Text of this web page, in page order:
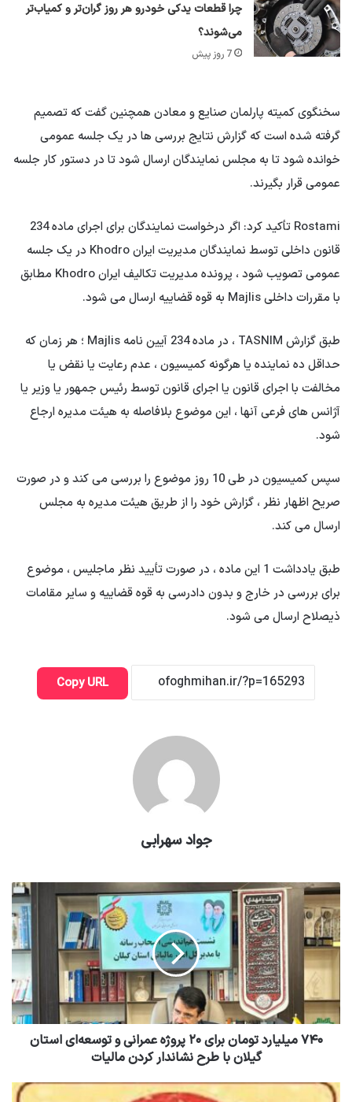
چرا قطعات یدکی خودرو هر روز گران‌تر و کمیاب‌تر
می‌شوند؟
7 روز پیش
سخنگوی کمیته پارلمان صنایع و معادن همچنین گفت که تصمیم
گرفته شده است که گزارش نتایج بررسی ها در یک جلسه عمومی
خوانده شود تا به مجلس نمایندگان ارسال شود تا در دستور کار جلسه
عمومی قرار بگیرند.
Rostami تأکید کرد: اگر درخواست نمایندگان برای اجرای ماده 234
قانون داخلی توسط نمایندگان مدیریت ایران Khodro در یک جلسه
عمومی تصویب شود ، پرونده مدیریت تکالیف ایران Khodro مطابق
با مقررات داخلی Majlis به قوه قضاییه ارسال می شود.
طبق گزارش TASNIM ، در ماده 234 آیین نامه Majlis ؛ هر زمان که
حداقل ده نماینده یا هرگونه کمیسیون ، عدم رعایت یا نقض یا
مخالفت با اجرای قانون یا اجرای قانون توسط رئیس جمهور یا وزیر یا
آژانس های فرعی آنها ، این موضوع بلافاصله به هیئت مدیره ارجاع
شود.
سپس کمیسیون در طی 10 روز موضوع را بررسی می کند و در صورت
صریح اظهار نظر ، گزارش خود را از طریق هیئت مدیره به مجلس
ارسال می کند.
طبق یادداشت 1 این ماده ، در صورت تأیید نظر ماجلیس ، موضوع
برای بررسی در خارج و بدون دادرسی به قوه قضاییه و سایر مقامات
ذیصلاح ارسال می شود.
Copy URL
جواد سهرابی
۷۴۰ میلیارد تومان برای ۲۰ پروژه عمرانی و توسعه‌ای استان
گیلان با طرح نشاندار کردن مالیات